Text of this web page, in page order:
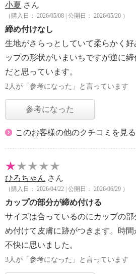
小夏 さん
（購入日： 2026/05/08 | 公開日： 2026/05/20 ）
締め付けなし
生地がさらっとしていて柔らかく
ップの形状がいまいちですが逆に
だと思っています。
2人が「参考になった」と言っています
参考になった
このお客様の他のクチコミを見る
ひろちゃん さん
（購入日： 2026/04/22 | 公開日： 2026/06/29 ）
カップの部分が締め付ける
サイズは合っているのにカップの
め付けて皮膚に跡がつきます。時
不快に思いました。
3人が「参考になった」と言っています